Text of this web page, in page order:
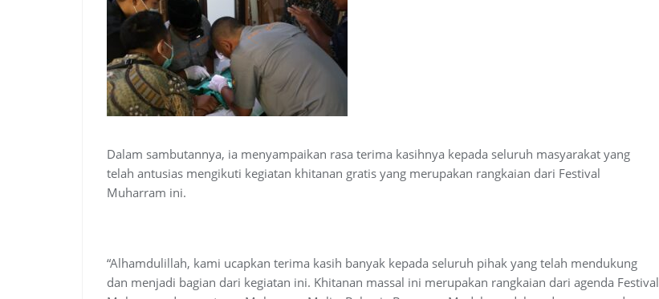
Dalam sambutannya, ia menyampaikan rasa terima kasihnya kepada seluruh masyarakat yang
telah antusias mengikuti kegiatan khitanan gratis yang merupakan rangkaian dari Festival
Muharram ini.
“Alhamdulillah, kami ucapkan terima kasih banyak kepada seluruh pihak yang telah mendukung
dan menjadi bagian dari kegiatan ini. Khitanan massal ini merupakan rangkaian dari agenda Festival